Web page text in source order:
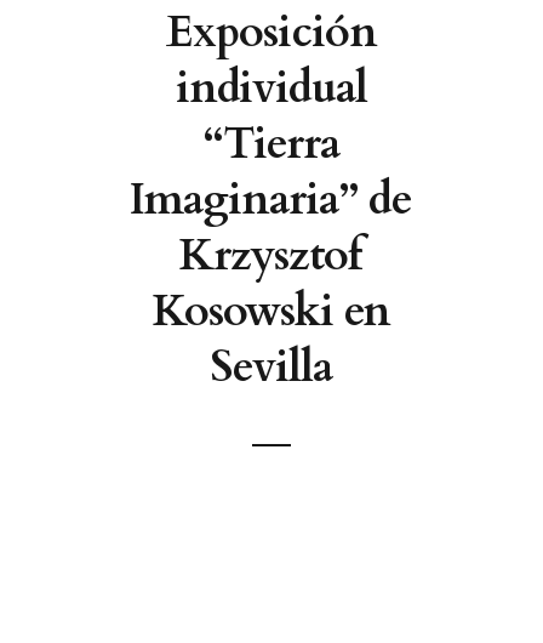
Exposición
individual
“Tierra
Imaginaria” de
Krzysztof
Kosowski en
Sevilla